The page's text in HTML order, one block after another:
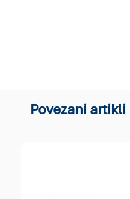
Povezani artikli